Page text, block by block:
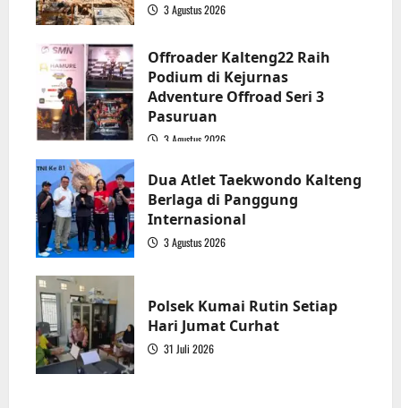
3 Agustus 2026
Offroader Kalteng22 Raih
Podium di Kejurnas
Adventure Offroad Seri 3
Pasuruan
3 Agustus 2026
Dua Atlet Taekwondo Kalteng
Berlaga di Panggung
Internasional
3 Agustus 2026
Polsek Kumai Rutin Setiap
Hari Jumat Curhat
31 Juli 2026